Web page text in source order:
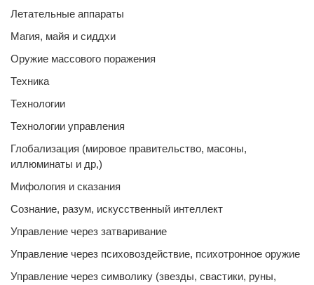
Летательные аппараты
Магия, майя и сиддхи
Оружие массового поражения
Техника
Технологии
Технологии управления
Глобализация (мировое правительство, масоны,
иллюминаты и др,)
Мифология и сказания
Сознание, разум, искусственный интеллект
Управление через затваривание
Управление через психовоздействие, психотронное оружие
Управление через символику (звезды, свастики, руны,